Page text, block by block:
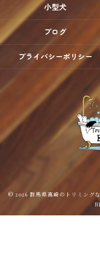
小型犬
ブログ
プライバシーポリシー
© 2026 群馬県高崎のトリミング